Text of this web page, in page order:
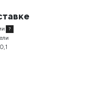
?
0,1